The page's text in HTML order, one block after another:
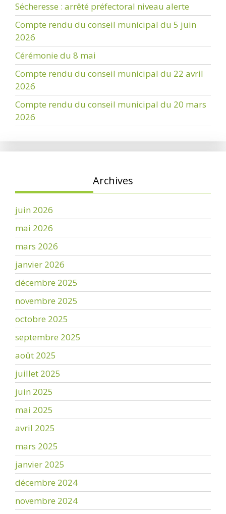
Sécheresse : arrêté préfectoral niveau alerte
Compte rendu du conseil municipal du 5 juin
2026
Cérémonie du 8 mai
Compte rendu du conseil municipal du 22 avril
2026
Compte rendu du conseil municipal du 20 mars
2026
Archives
juin 2026
mai 2026
mars 2026
janvier 2026
décembre 2025
novembre 2025
octobre 2025
septembre 2025
août 2025
juillet 2025
juin 2025
mai 2025
avril 2025
mars 2025
janvier 2025
décembre 2024
novembre 2024